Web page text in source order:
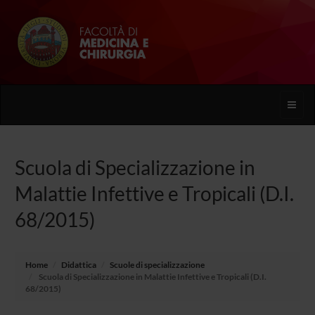
Toggle
Scuola di Specializzazione in
Malattie Infettive e Tropicali (D.I.
68/2015)
Home Didattica
Scuole di specializzazione
Scuola di Specializzazione in Malattie Infettive e Tropicali (D.I.
68/2015)